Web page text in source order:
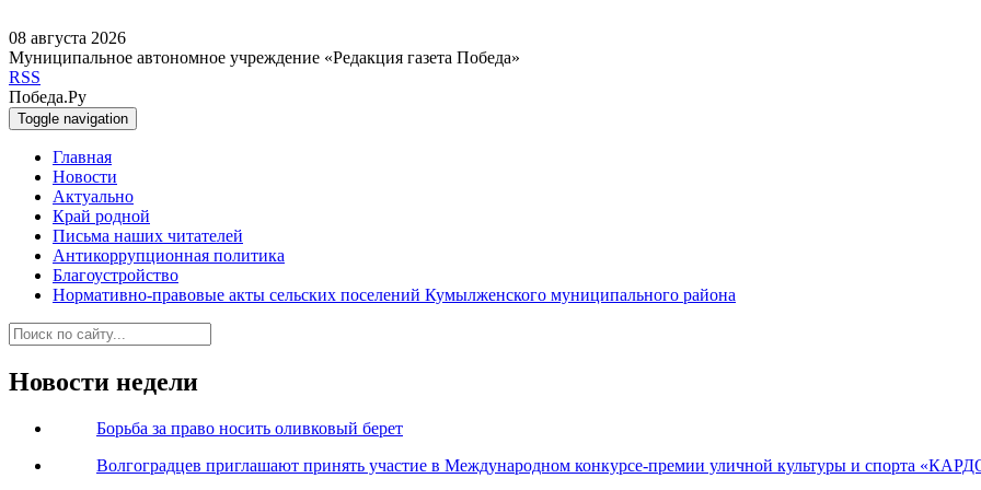
08 августа 2026
Муниципальное автономное учреждение «Редакция газета Победа»
RSS
Победа.Ру
Toggle navigation
Главная
Новости
Актуально
Край родной
Письма наших читателей
Антикоррупционная политика
Благоустройство
Нормативно-правовые акты сельских поселений Кумылженского муниципального района
Новости недели
Борьба за право носить оливковый берет
Волгоградцев приглашают принять участие в Международном конкурсе-премии уличной культуры и спорта